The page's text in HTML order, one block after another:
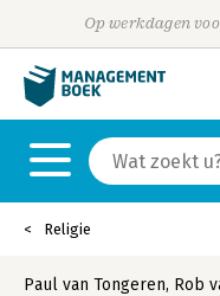
Op werkdagen
Religie
Paul van Tongeren, Rob